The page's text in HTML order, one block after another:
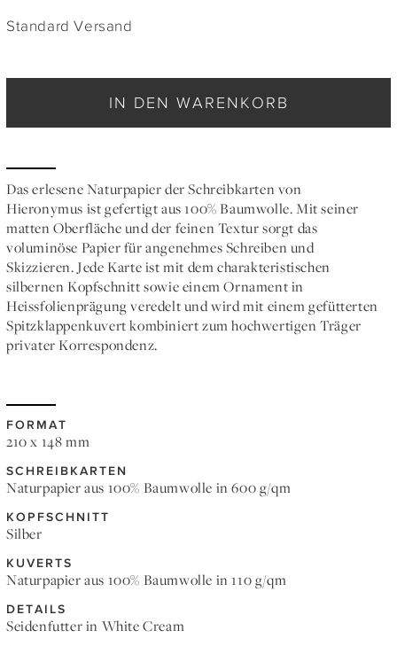
Standard Versand
IN DEN WARENKORB
Das erlesene Naturpapier der Schreibkarten von
Hieronymus ist gefertigt aus 100% Baumwolle. Mit seiner
matten Oberfläche und der feinen Textur sorgt das
voluminöse Papier für angenehmes Schreiben und
Skizzieren. Jede Karte ist mit dem charakteristischen
silbernen Kopfschnitt sowie einem Ornament in
Heissfolienprägung veredelt und wird mit einem gefütterten
Spitzklappenkuvert kombiniert zum hochwertigen Träger
privater Korrespondenz.
FORMAT
210 x 148 mm
SCHREIBKARTEN
Naturpapier aus 100% Baumwolle in 600 g/qm
KOPFSCHNITT
Silber
KUVERTS
Naturpapier aus 100% Baumwolle in 110 g/qm
DETAILS
Seidenfutter in White Cream